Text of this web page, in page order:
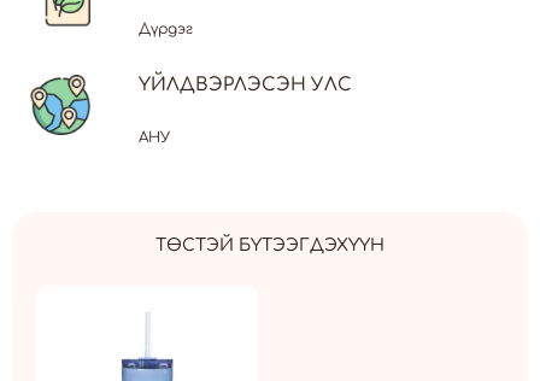
Дүрдэг
ҮЙЛДВЭРЛЭСЭН УЛС
АНУ
ТӨСТЭЙ БҮТЭЭГДЭХҮҮН